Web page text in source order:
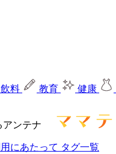
料 教育 健康
アンテナ
にあたって タグ一覧